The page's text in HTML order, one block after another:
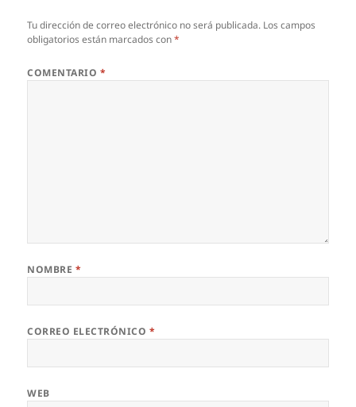
Tu dirección de correo electrónico no será publicada. Los campos
obligatorios están marcados con*
COMENTARIO *
NOMBRE *
CORREO ELECTRÓNICO *
WEB